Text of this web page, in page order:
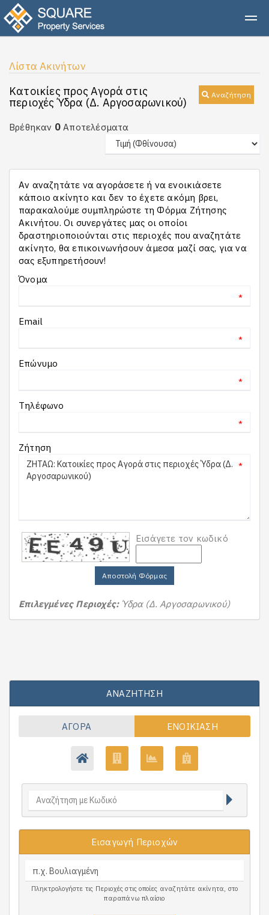
Λίστα Ακινήτων
Αναζήτηση
Κατοικίες προς Αγορά στις
περιοχές Ύδρα (Δ. Αργοσαρωνικού)
Βρέθηκαν 0 Αποτελέσματα
Αν αναζητάτε να αγοράσετε ή να ενοικιάσετε
κάποιο ακίνητο και δεν το έχετε ακόμη βρει,
παρακαλούμε συμπληρώστε τη Φόρμα Ζήτησης
Ακινήτου. Οι συνεργάτες μας οι οποίοι
δραστηριοποιούνται στις περιοχές που αναζητάτε
ακίνητο, θα επικοινωνήσουν άμεσα μαζί σας, για να
σας εξυπηρετήσουν!
Όνομα
*
Email
*
Επώνυμο
*
Τηλέφωνο
*
Ζήτηση
*
Εισάγετε τον κωδικό
Αποστολή Φόρμας
Επιλεγμένες Περιοχές: Ύδρα (Δ. Αργοσαρωνικού)
ΑΝΑΖΉΤΗΣΗ
ΑΓΟΡΆ ΕΝΟΙΚΊΑΣΗ
Εισαγωγή Περιοχών
Πληκτρολογήστε τις Περιοχές στις οποίες αναζητάτε ακίνητα, στο
παραπάνω πλαίσιο